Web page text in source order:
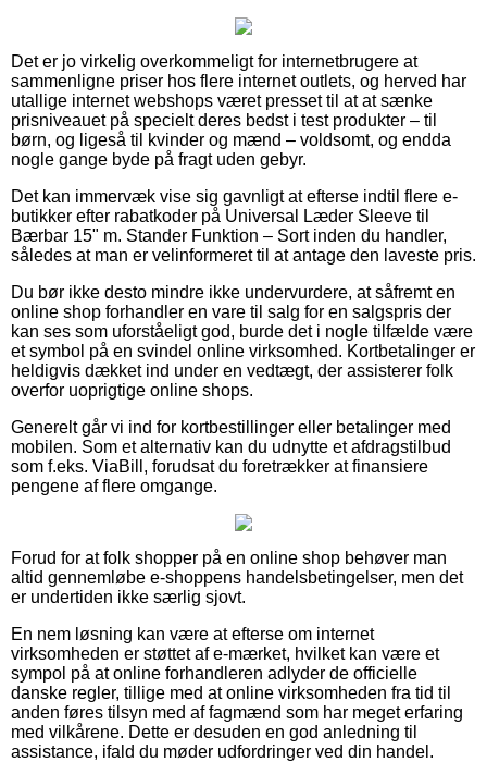
Det er jo virkelig overkommeligt for internetbrugere at
sammenligne priser hos flere internet outlets, og herved har
utallige internet webshops været presset til at at sænke
prisniveauet på specielt deres bedst i test produkter – til
børn, og ligeså til kvinder og mænd – voldsomt, og endda
nogle gange byde på fragt uden gebyr.
Det kan immervæk vise sig gavnligt at efterse indtil flere e-
butikker efter rabatkoder på Universal Læder Sleeve til
Bærbar 15" m. Stander Funktion – Sort inden du handler,
således at man er velinformeret til at antage den laveste pris.
Du bør ikke desto mindre ikke undervurdere, at såfremt en
online shop forhandler en vare til salg for en salgspris der
kan ses som uforståeligt god, burde det i nogle tilfælde være
et symbol på en svindel online virksomhed. Kortbetalinger er
heldigvis dækket ind under en vedtægt, der assisterer folk
overfor uoprigtige online shops.
Generelt går vi ind for kortbestillinger eller betalinger med
mobilen. Som et alternativ kan du udnytte et afdragstilbud
som f.eks. ViaBill, forudsat du foretrækker at finansiere
pengene af flere omgange.
Forud for at folk shopper på en online shop behøver man
altid gennemløbe e-shoppens handelsbetingelser, men det
er undertiden ikke særlig sjovt.
En nem løsning kan være at efterse om internet
virksomheden er støttet af e-mærket, hvilket kan være et
sympol på at online forhandleren adlyder de officielle
danske regler, tillige med at online virksomheden fra tid til
anden føres tilsyn med af fagmænd som har meget erfaring
med vilkårene. Dette er desuden en god anledning til
assistance, ifald du møder udfordringer ved din handel.